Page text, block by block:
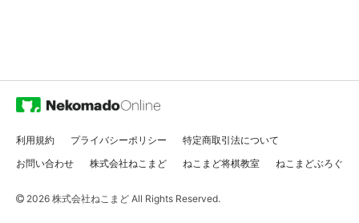
利用規約 プライバシーポリシー
特定商取引法について
お問い合わせ
株式会社ねこまど ねこまど将棋教室 ねこまどぶろぐ
2026 株式会社ねこまど All Rights Reserved.